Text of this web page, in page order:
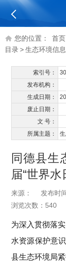
您的位置： 首页
目录>生态环境信
索引号：
发布机构：
生成日期：
废止日期：
文 号：
所属主题：
同德县生
届“世界
来源：
发布时
浏览次数： 540
为深入贯彻落
水资源保护意
县生态环境局